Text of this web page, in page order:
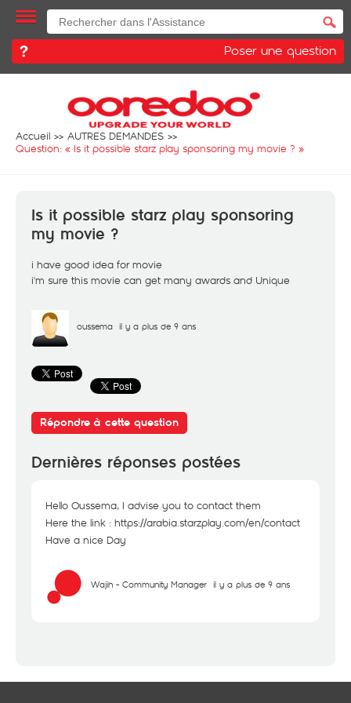
Poser une question
Accueil
AUTRES DEMANDES
Question: « Is it possible starz play sponsoring my movie ? »
Is it possible starz play sponsoring
my movie ?
i have good idea for movie
i'm sure this movie can get many awards and Unique
oussema il y a plus de 9 ans
Répondre à cette question
Dernières réponses postées
Hello Oussema, I advise you to contact them
Here the link : https://arabia.starzplay.com/en/contact
Have a nice Day
Wajih - Community Manager il y a plus de 9 ans